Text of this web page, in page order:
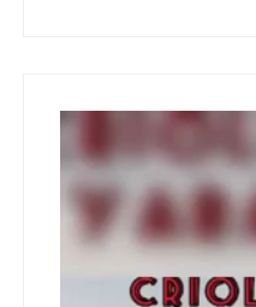
Reproductor
de
vídeo